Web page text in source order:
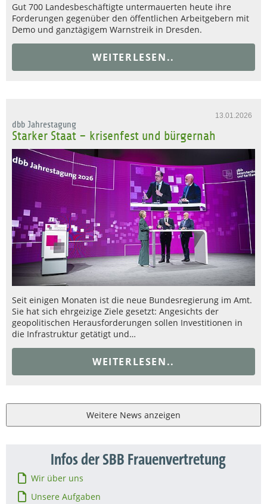
Gut 700 Landesbeschäftigte untermauerten heute ihre
Forderungen gegenüber den öffentlichen Arbeitgebern mit
Demo und ganztägigem Warnstreik in Dresden.
WEITERLESEN..
13.01.2026
dbb Jahrestagung
Starker Staat – krisenfest und bürgernah
Seit einigen Monaten ist die neue Bundesregierung im Amt.
Sie hat sich ehrgeizige Ziele gesetzt: Angesichts der
geopolitischen Herausforderungen sollen Investitionen in
die Infrastruktur getätigt und…
WEITERLESEN..
Weitere News anzeigen
Infos der SBB Frauenvertretung
Wir über uns
Unsere Aufgaben